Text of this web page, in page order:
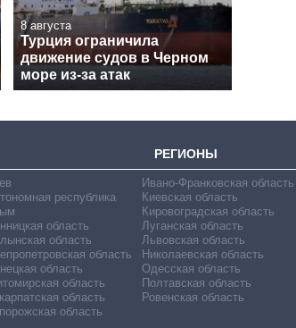
8 августа
Турция ограничила
движение судов в Черном
море из-за атак
РЕГИОНЫ
республика
область
область
область
область
область
область
область
Ивано-Франковская область
Киевская область
Кировоградская область
Луганская область
Львовская область
Николаевская область
Одесская область
Полтавская область
Ровенская область